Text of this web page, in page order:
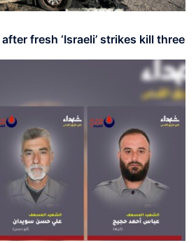
fresh ‘Israeli’ strikes kill three